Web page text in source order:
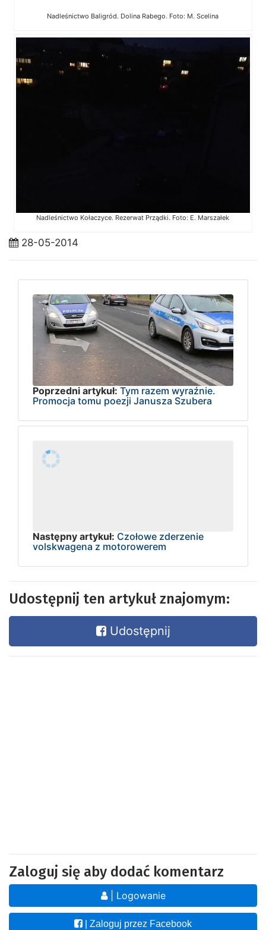
Nadleśnictwo Baligród. Dolina Rabego. Foto: M. Scelina
Nadleśnictwo Kołaczyce. Rezerwat Prządki. Foto: E. Marszałek
28-05-2014
Poprzedni artykuł: Tym razem wyraźnie.
Promocja tomu poezji Janusza Szubera
Następny artykuł: Czołowe zderzenie
volskwagena z motorowerem
Udostępnij ten artykuł znajomym:
Udostępnij
Zaloguj się aby dodać komentarz
| Logowanie
| Zaloguj przez Facebook